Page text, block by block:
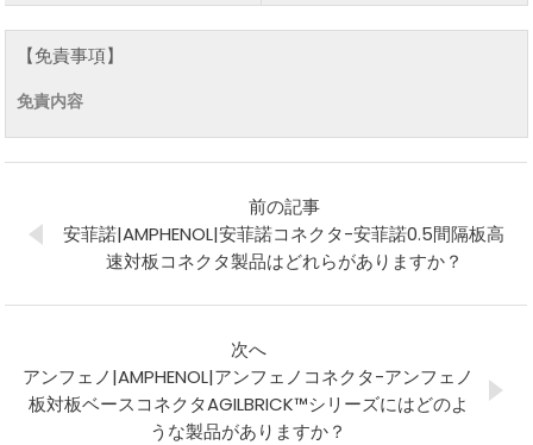
【免責事項】
免責内容
前の記事
安菲諾|AMPHENOL|安菲諾コネクタ-安菲諾0.5間隔板高
速対板コネクタ製品はどれらがありますか？
次へ
アンフェノ|AMPHENOL|アンフェノコネクタ-アンフェノ
板対板ベースコネクタAGILBRICK™シリーズにはどのよ
うな製品がありますか？